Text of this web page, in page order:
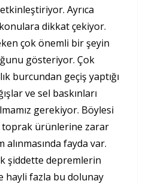
Ayrıca
dikkat çekiyor.
çok önemli bir şeyin
gösteriyor. Çok
burcundan geçiş yaptığı
ve sel baskınları
gerekiyor. Böylesi
toprak ürünlerine zarar
fayda var.
şiddette depremlerin
hayli fazla bu dolunay